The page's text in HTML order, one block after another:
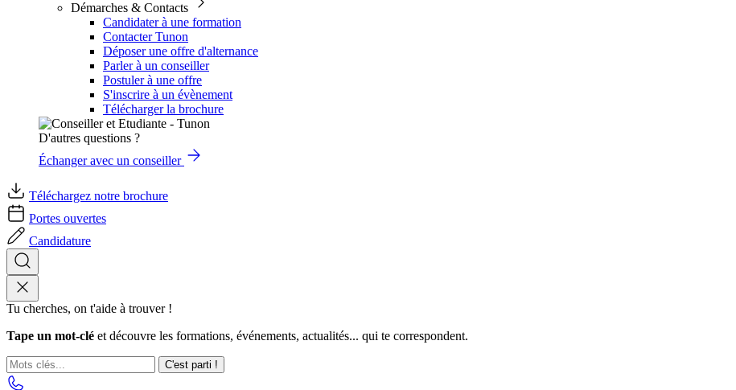
Démarches & Contacts
Candidater à une formation
Contacter Tunon
Déposer une offre d'alternance
Parler à un conseiller
Postuler à une offre
S'inscrire à un évènement
Télécharger la brochure
D'autres questions ?
Échanger avec un conseiller
Téléchargez notre brochure
Portes ouvertes
Candidature
Tu cherches, on t'aide à trouver !
Tape un mot-clé et découvre les formations, événements, actualités... qui te correspondent.
C'est parti !